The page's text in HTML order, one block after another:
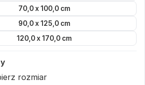
70,0 x 100,0 cm
90,0 x 125,0 cm
120,0 x 170,0 cm
rozmiar